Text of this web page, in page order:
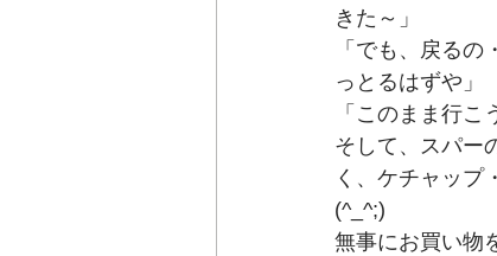
きた～」
「でも、戻る
っとるはずや」
「このまま行
そして、スパー
く、ケチャップ
(^_^;)
無事にお買い物